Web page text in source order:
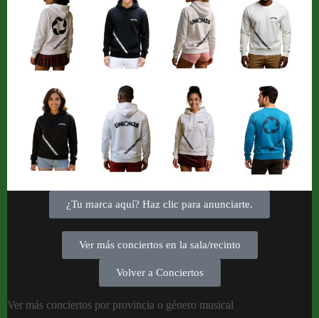
¿Tu marca aquí? Haz clic para anunciarte.
Ver más conciertos en la sala/recinto
Volver a Conciertos
Ver más conciertos por provincia o género musical